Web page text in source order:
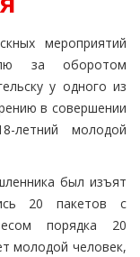
мероприятий
за оборотом
у одного из
в совершении
летний молодой
был изъят
20 пакетов с
порядка 20
молодой человек,